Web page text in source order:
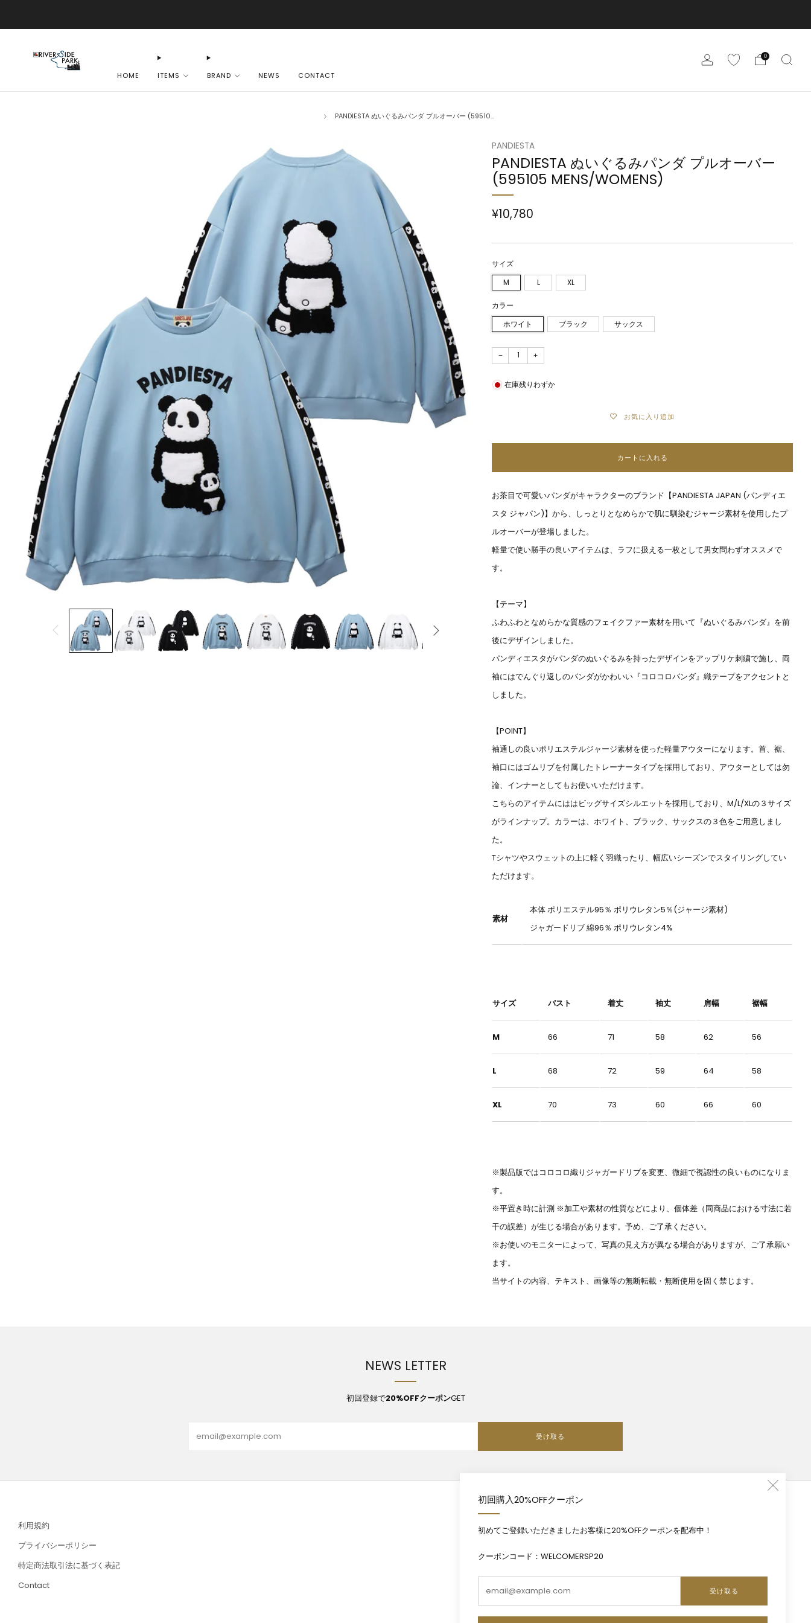
HOME ITEMS BRAND NEWS CONTACT
0
初回購入20%OFFクーポン
初めてご登録いただきましたお客様に20%OFFクーポンを配布中！
クーポンコード：WELCOMERSP20
受け取る
PANDIESTA ぬいぐるみパンダ プルオーバー (59510...
PANDIESTA
PANDIESTA ぬいぐるみパンダ プルオーバー
(595105 MENS/WOMENS)
¥10,780
サイズ
M L XL
カラー
ホワイト ブラック サックス
− +
在庫残りわずか
お気に入り追加
カートに入れる
お茶目で可愛いパンダがキャラクターのブランド【PANDIESTA JAPAN (パンディエ
スタ ジャパン)】から、しっとりとなめらかで肌に馴染むジャージ素材を使用したプ
ルオーバーが登場しました。
軽量で使い勝手の良いアイテムは、ラフに扱える一枚として男女問わずオススメで
す。
【テーマ】
ふわふわとなめらかな質感のフェイクファー素材を用いて『ぬいぐるみパンダ』を前
後にデザインしました。
パンディエスタがパンダのぬいぐるみを持ったデザインをアップリケ刺繍で施し、両
袖にはでんぐり返しのパンダがかわいい『コロコロパンダ』織テープをアクセントと
しました。
【POINT】
袖通しの良いポリエステルジャージ素材を使った軽量アウターになります。首、裾、
袖口にはゴムリブを付属したトレーナータイプを採用しており、アウターとしては勿
論、インナーとしてもお使いいただけます。
こちらのアイテムにははビッグサイズシルエットを採用しており、M/L/XLの３サイズ
がラインナップ。カラーは、ホワイト、ブラック、サックスの３色をご用意しまし
た。
Tシャツやスウェットの上に軽く羽織ったり、幅広いシーズンでスタイリングしてい
ただけます。
素材
本体 ポリエステル95％ ポリウレタン5％(ジャージ素材)
ジャガードリブ 綿96％ ポリウレタン4%
サイズ バスト 着丈 袖丈 肩幅 裾幅
M 66 71 58 62 56
L 68 72 59 64 58
XL 70 73 60 66 60
※製品版ではコロコロ織りジャガードリブを変更、微細で視認性の良いものになりま
す。
※平置き時に計測 ※加工や素材の性質などにより、個体差（同商品における寸法に若
干の誤差）が生じる場合があります。予め、ご了承ください。
※お使いのモニターによって、写真の見え方が異なる場合がありますが、ご了承願い
ます。
当サイトの内容、テキスト、画像等の無断転載・無断使用を固く禁じます。
NEWS LETTER
初回登録で20%OFFクーポンGET
受け取る
利用規約
プライバシーポリシー
特定商法取引法に基づく表記
Contact